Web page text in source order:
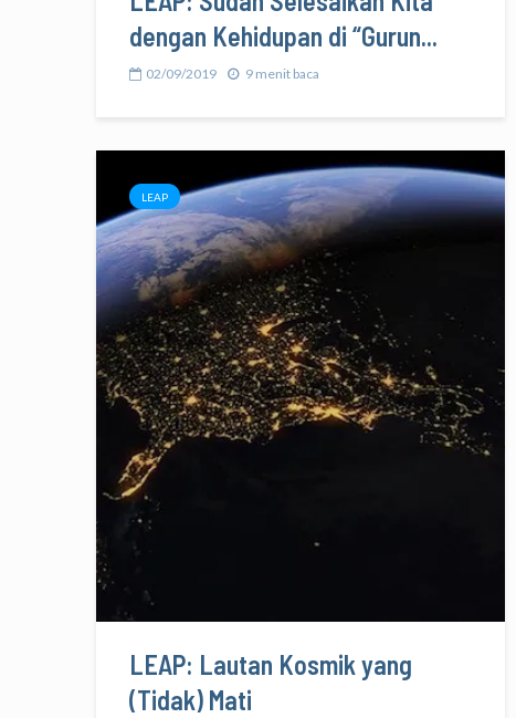
dengan Kehidupan di “Gurun...
02/09/2019 9 menit baca
LEAP
LEAP: Lautan Kosmik yang
(Tidak) Mati